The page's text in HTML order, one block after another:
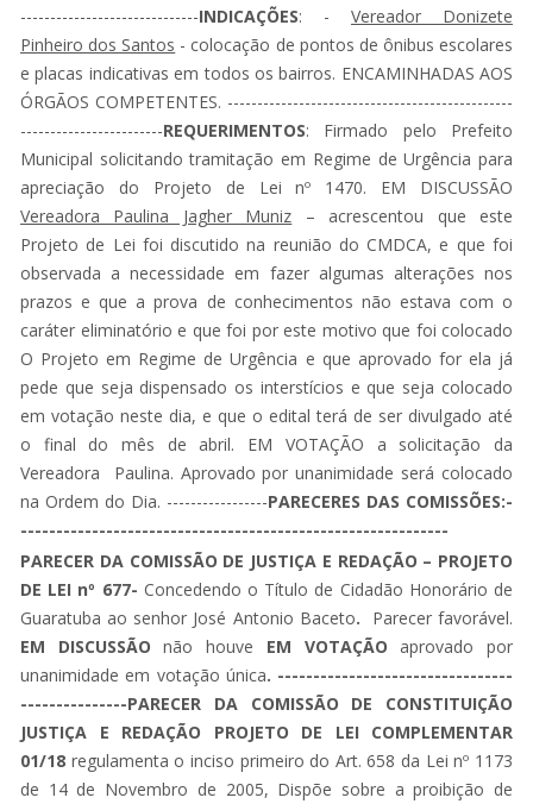
------------------------------INDICAÇÕES: - Vereador Donizete
Pinheiro dos Santos - colocação de pontos de ônibus escolares
e placas indicativas em todos os bairros. ENCAMINHADAS AOS
ÓRGÃOS COMPETENTES. ------------------------------------------------
------------------------REQUERIMENTOS: Firmado pelo Prefeito
Municipal solicitando tramitação em Regime de Urgência para
apreciação do Projeto de Lei nº 1470. EM DISCUSSÃO
Vereadora Paulina Jagher Muniz – acrescentou que este
Projeto de Lei foi discutido na reunião do CMDCA, e que foi
observada a necessidade em fazer algumas alterações nos
prazos e que a prova de conhecimentos não estava com o
caráter eliminatório e que foi por este motivo que foi colocado
O Projeto em Regime de Urgência e que aprovado for ela já
pede que seja dispensado os interstícios e que seja colocado
em votação neste dia, e que o edital terá de ser divulgado até
o final do mês de abril. EM VOTAÇÃO a solicitação da
Vereadora Paulina. Aprovado por unanimidade será colocado
na Ordem do Dia. -----------------PARECERES DAS COMISSÕES:-
------------------------------------------------------------
PARECER DA COMISSÃO DE JUSTIÇA E REDAÇÃO – PROJETO
DE LEI nº 677- Concedendo o Título de Cidadão Honorário de
Guaratuba ao senhor José Antonio Baceto. Parecer favorável.
EM DISCUSSÃOnão houve EM VOTAÇÃO aprovado por
unanimidade em votação única. ---------------------------------
---------------PARECER DA COMISSÃO DE CONSTITUIÇÃO
JUSTIÇA E REDAÇÃO PROJETO DE LEI COMPLEMENTAR
01/18 regulamenta o inciso primeiro do Art. 658 da Lei nº 1173
de 14 de Novembro de 2005, Dispõe sobre a proibição de